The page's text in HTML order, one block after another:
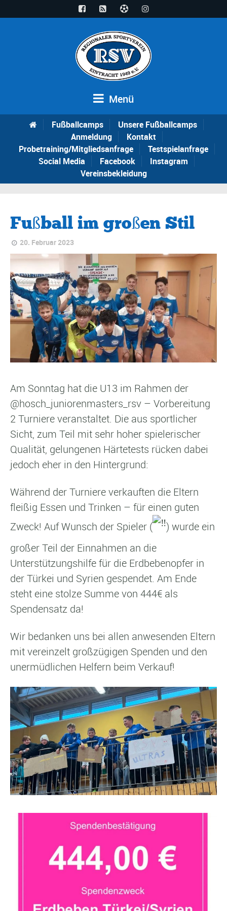
Menü
Fußballcamps
Unsere Fußballcamps
Anmeldung
Kontakt
Probetraining/Mitgliedsanfrage
Testspielanfrage
Social Media
Facebook
Instagram
Vereinsbekleidung
Fußball im großen Stil
20. Februar 2023
Am Sonntag hat die U13 im Rahmen der
@hosch_juniorenmasters_rsv – Vorbereitung
2 Turniere veranstaltet. Die aus sportlicher
Sicht, zum Teil mit sehr hoher spielerischer
Qualität, gelungenen Härtetests rücken dabei
jedoch eher in den Hintergrund:
Während der Turniere verkauften die Eltern
fleißig Essen und Trinken – für einen guten
Zweck! Auf Wunsch der Spieler (
) wurde ein
großer Teil der Einnahmen an die
Unterstützungshilfe für die Erdbebenopfer in
der Türkei und Syrien gespendet. Am Ende
steht eine stolze Summe von 444€ als
Spendensatz da!
Wir bedanken uns bei allen anwesenden Eltern
mit vereinzelt großzügigen Spenden und den
unermüdlichen Helfern beim Verkauf!